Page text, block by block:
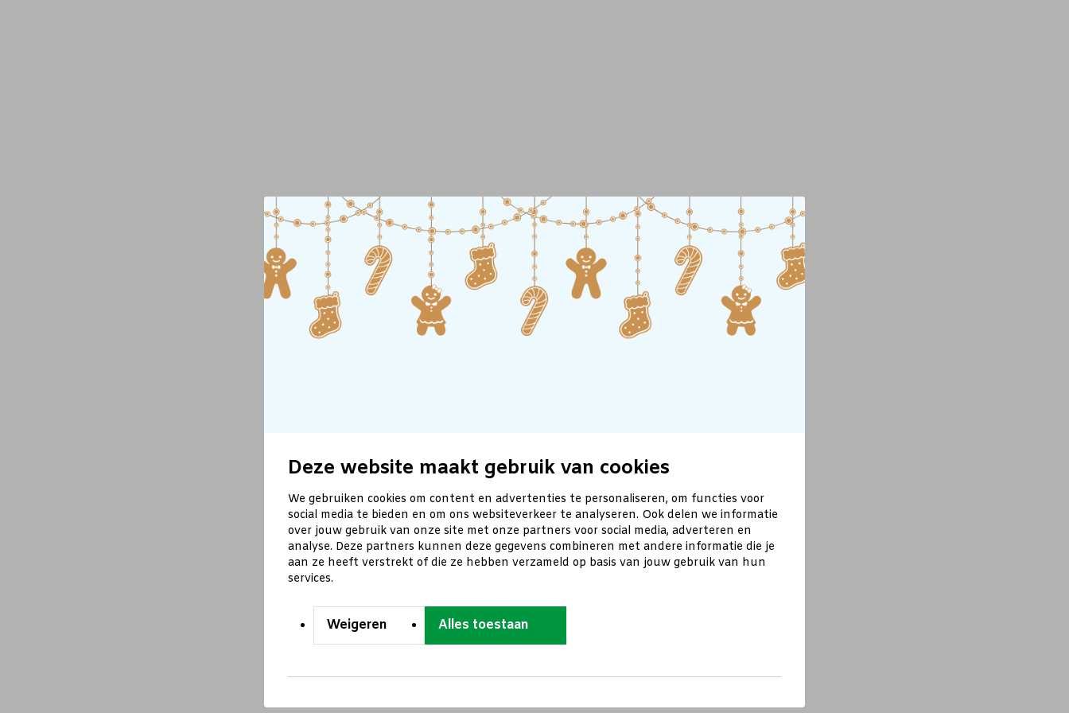
Deze website maakt gebruik van cookies
We gebruiken cookies om content en advertenties te personaliseren, om functies voor
social media te bieden en om ons websiteverkeer te analyseren. Ook delen we informatie
over jouw gebruik van onze site met onze partners voor social media, adverteren en
analyse. Deze partners kunnen deze gegevens combineren met andere informatie die je
aan ze heeft verstrekt of die ze hebben verzameld op basis van jouw gebruik van hun
services.
Weigeren Alles toestaan